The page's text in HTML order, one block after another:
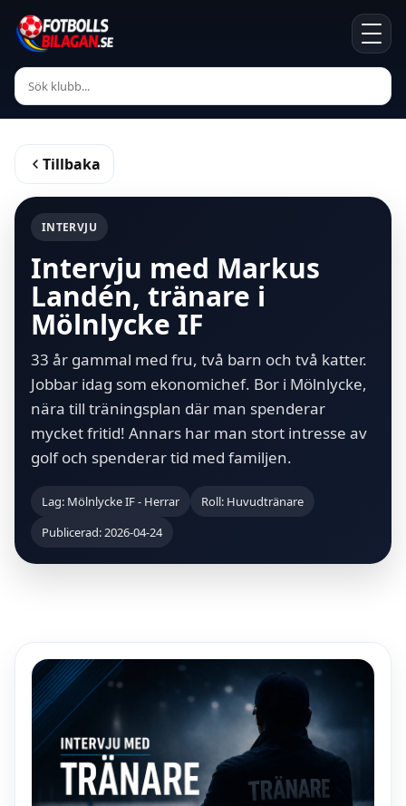
Tillbaka
INTERVJU
Intervju med Markus
Landén, tränare i
Mölnlycke IF
33 år gammal med fru, två barn och två katter.
Jobbar idag som ekonomichef. Bor i Mölnlycke,
nära till träningsplan där man spenderar
mycket fritid! Annars har man stort intresse av
golf och spenderar tid med familjen.
Lag: Mölnlycke IF - Herrar
Roll: Huvudtränare
Publicerad: 2026-04-24